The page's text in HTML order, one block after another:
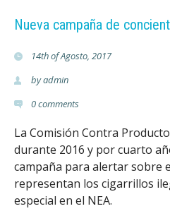
Nueva campaña de
14th of Agosto, 2017
byadmin
0comments
La Comisión Contra
durante 2016 y por cuarto
campaña para alertar sobre
representan los cigarrillos
especial en el NEA.